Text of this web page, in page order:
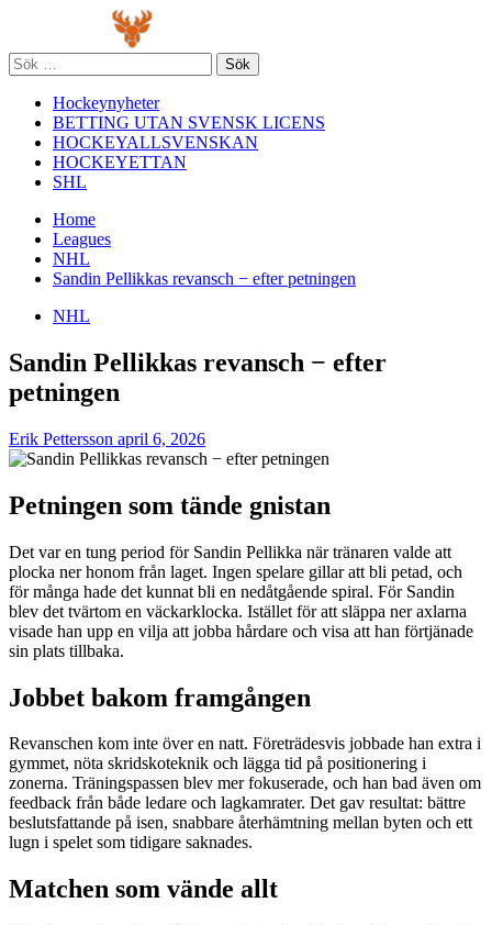
content
Sök
efter:
Hockeynyheter
BETTING UTAN SVENSK LICENS
HOCKEYALLSVENSKAN
HOCKEYETTAN
SHL
Home
Leagues
NHL
Sandin Pellikkas revansch − efter petningen
NHL
Sandin Pellikkas revansch − efter
petningen
Erik Pettersson april 6, 2026
Petningen som tände gnistan
Det var en tung period för Sandin Pellikka när tränaren valde att
plocka ner honom från laget. Ingen spelare gillar att bli petad, och
för många hade det kunnat bli en nedåtgående spiral. För Sandin
blev det tvärtom en väckarklocka. Istället för att släppa ner axlarna
visade han upp en vilja att jobba hårdare och visa att han förtjänade
sin plats tillbaka.
Jobbet bakom framgången
Revanschen kom inte över en natt. Företrädesvis jobbade han extra i
gymmet, nöta skridskoteknik och lägga tid på positionering i
zonerna. Träningspassen blev mer fokuserade, och han bad även om
feedback från både ledare och lagkamrater. Det gav resultat: bättre
beslutsfattande på isen, snabbare återhämtning mellan byten och ett
lugn i spelet som tidigare saknades.
Matchen som vände allt